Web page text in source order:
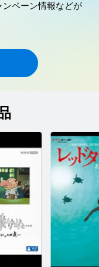
ンペーン情報などが